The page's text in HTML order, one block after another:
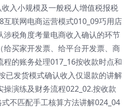
入小规模及一般税人增值税报税
联网电商运营模式010_09巧用店
税角度考量电商收入确认的环节
买家开发票、给平台开发票、商
的账务处理017_16按收款时点和
已发货模式确认收入仅退款的讲解
演练及财务流程022_02.按收款
不匹配手工核算方法讲解024_04